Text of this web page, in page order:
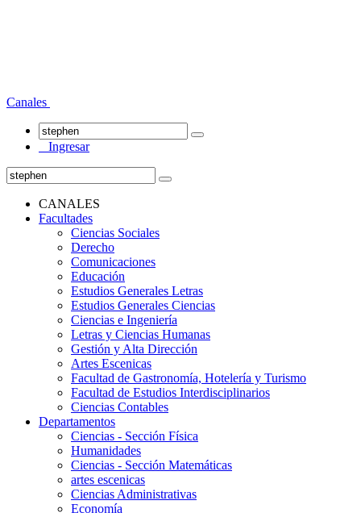
Canales
Ingresar
CANALES
Facultades
Ciencias Sociales
Derecho
Comunicaciones
Educación
Estudios Generales Letras
Estudios Generales Ciencias
Ciencias e Ingeniería
Letras y Ciencias Humanas
Gestión y Alta Dirección
Artes Escenicas
Facultad de Gastronomía, Hotelería y Turismo
Facultad de Estudios Interdisciplinarios
Ciencias Contables
Departamentos
Ciencias - Sección Física
Humanidades
Ciencias - Sección Matemáticas
artes escenicas
Ciencias Administrativas
Economía